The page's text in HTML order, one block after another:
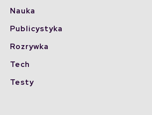
Nauka
Publicystyka
Rozrywka
Tech
Testy